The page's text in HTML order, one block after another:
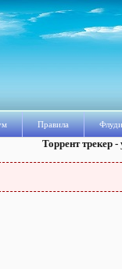
Правила
Торрент трекер